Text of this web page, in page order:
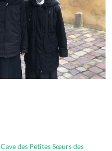
Cave des Petites Sœurs des